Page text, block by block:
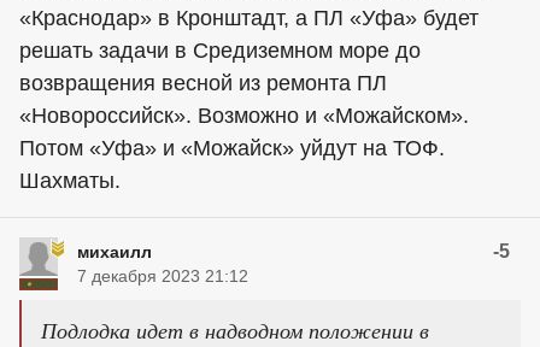
«Краснодар» в Кронштадт, а ПЛ «Уфа» будет
решать задачи в Средиземном море до
возвращения весной из ремонта ПЛ
«Новороссийск». Возможно и «Можайском».
Потом «Уфа» и «Можайск» уйдут на ТОФ.
Шахматы.
михаилл -5
7 декабря 2023 21:12
Подлодка идет в надводном положении в